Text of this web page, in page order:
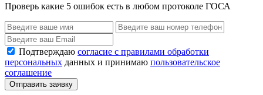
Проверь какие 5 ошибок есть в любом протоколе ГОСА
Подтверждаю согласие с правилами обработки
персональных данных и принимаю пользовательское
соглашение
Отправить заявку